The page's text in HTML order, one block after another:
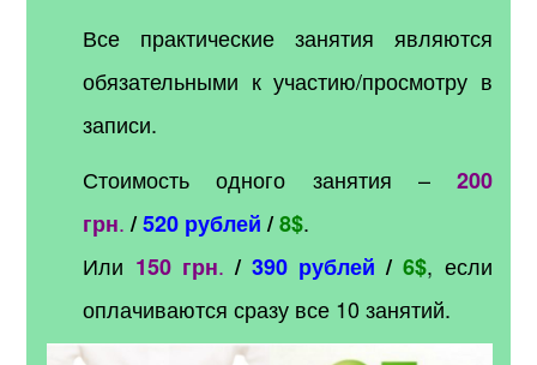
Все практические занятия являются
обязательными к участию/просмотру в
записи.
Стоимость одного занятия – 200
грн./520 рублей/8$.
Или 150 грн. /390 рублей/6$, если
оплачиваются сразу все 10 занятий.